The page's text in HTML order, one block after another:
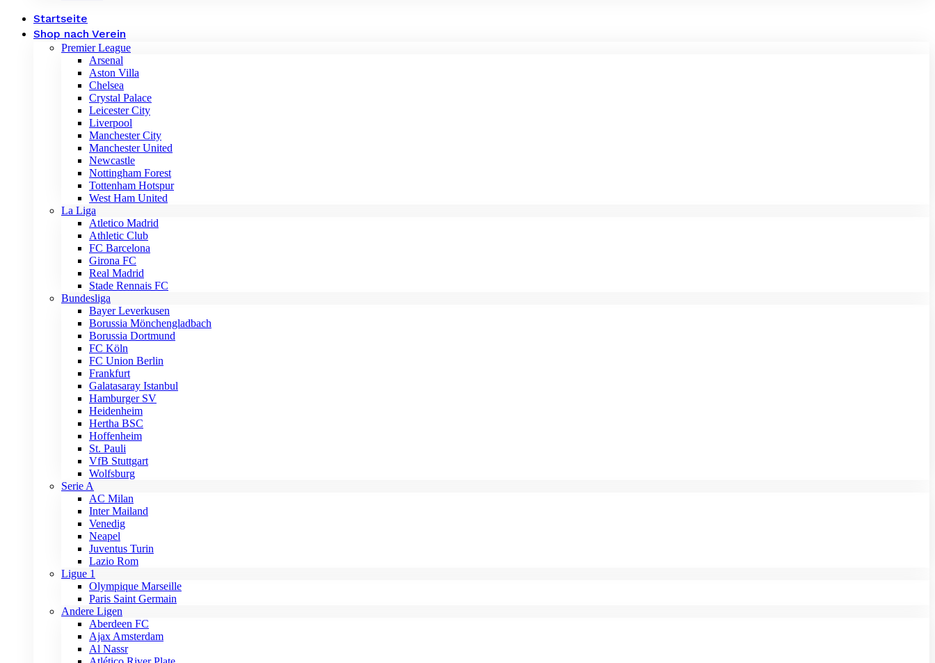
Startseite
Shop nach Verein
Premier League
Arsenal
Aston Villa
Chelsea
Crystal Palace
Leicester City
Liverpool
Manchester City
Manchester United
Newcastle
Nottingham Forest
Tottenham Hotspur
West Ham United
La Liga
Atletico Madrid
Athletic Club
FC Barcelona
Girona FC
Real Madrid
Stade Rennais FC
Bundesliga
Bayer Leverkusen
Borussia Mönchengladbach
Borussia Dortmund
FC Köln
FC Union Berlin
Frankfurt
Galatasaray Istanbul
Hamburger SV
Heidenheim
Hertha BSC
Hoffenheim
St. Pauli
VfB Stuttgart
Wolfsburg
Serie A
AC Milan
Inter Mailand
Venedig
Neapel
Juventus Turin
Lazio Rom
Ligue 1
Olympique Marseille
Paris Saint Germain
Andere Ligen
Aberdeen FC
Ajax Amsterdam
Al Nassr